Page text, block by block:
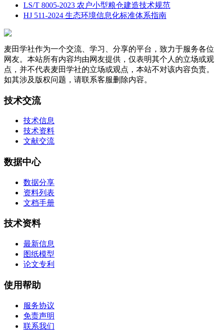
LS/T 8005-2023 农户小型粮仓建造技术规范
HJ 511-2024 生态环境信息化标准体系指南
麦田学社作为一个交流、学习、分享的平台，致力于服务各位
网友。本站所有内容均由网友提供，仅表明其个人的立场或观
点，并不代表麦田学社的立场或观点，本站不对该内容负责。
如其涉及版权问题，请联系客服删除内容。
技术交流
技术信息
技术资料
文献交流
数据中心
数据分享
资料列表
文档手册
技术资料
最新信息
图纸模型
论文专利
使用帮助
服务协议
免责声明
联系我们